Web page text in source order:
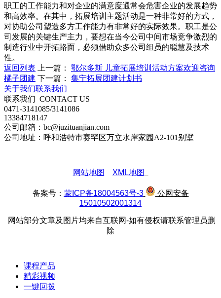
职工的工作能力和对企业的满意度通常会危害企业的发展趋势
和高效率。在其中，拓展培训主题活动是一种非常好的方式，
对协助公司塑造多方工作能力有非常好的实际效果。职工是公
司发展的关键生产主力，要想在当今公司中间市场竞争激烈的
制造行业中开拓路面，必须借助众多公司组员的聪慧及技术
性。
返回列表
上一篇： 鄂尔多斯 儿童拓展培训活动方案欢迎咨询
橘子团建 下一篇： 集宁拓展团建计划书
关于我们联系我们
联系我们 CONTACT US
0471-3141085/3141086
13384718147
公司邮箱：bc@juzituanjian.com
公司地址：呼和浩特市赛罕区万立水岸家园A2-101别墅
网站地图 XML地图
备案号： 蒙ICP备18004563号-3
公网安备
15010502001314
网站部分文章及图片均来自互联网-如有侵权请联系管理员删
除
课程产品
精彩视频
一键回拨